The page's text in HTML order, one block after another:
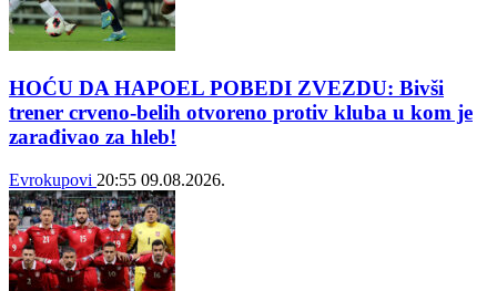
HOĆU DA HAPOEL POBEDI ZVEZDU: Bivši
trener crveno-belih otvoreno protiv kluba u kom je
zarađivao za hleb!
Evrokupovi 20:55 09.08.2026.